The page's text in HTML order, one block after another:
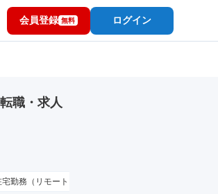
会員登録 無料 ログイン
職・求人
宅勤務（リモートワーク）OK